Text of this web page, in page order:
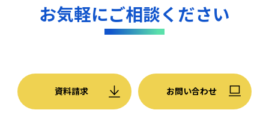
お気軽にご相談ください
資料請求 お問い合わせ